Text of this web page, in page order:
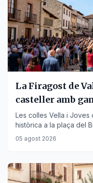
La Firagost de
casteller amb
Les colles Vella i Joves
històrica a la plaça del
dificultat.
05 agost 2026